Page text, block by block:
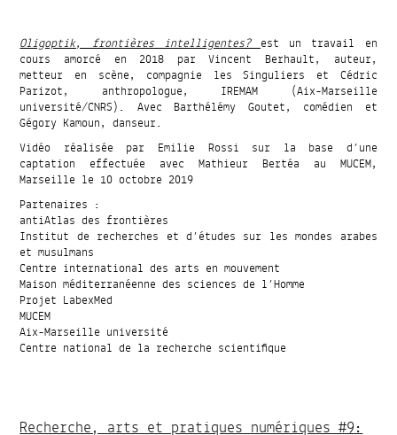
Oligoptik, frontières intelligentes?est un travail en
cours amorcé en 2018 par Vincent Berhault, auteur,
metteur en scène, compagnie les Singuliers et Cédric
Parizot, anthropologue, IREMAM (Aix-Marseille
université/CNRS). Avec Barthélémy Goutet, comédien et
Gégory Kamoun, danseur.
Vidéo réalisée par Emilie Rossi sur la base d’une
captation effectuée avec Mathieur Bertéa au MUCEM,
Marseille le 10 octobre 2019
Partenaires :
antiAtlas des frontières
Institut de recherches et d’études sur les mondes arabes
et musulmans
Centre international des arts en mouvement
Maison méditerranéenne des sciences de l’Homme
Projet LabexMed
MUCEM
Aix-Marseille université
Centre national de la recherche scientifique
Recherche, arts et pratiques numériques #9: